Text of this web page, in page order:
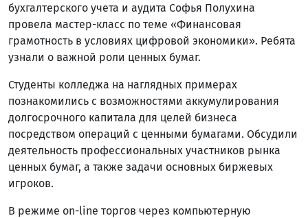
бухгалтерского учета и аудита Софья Полухина
провела мастер-класс по теме «Финансовая
грамотность в условиях цифровой экономики». Ребята
узнали о важной роли ценных бумаг.
Студенты колледжа на наглядных примерах
познакомились с возможностями аккумулирования
долгосрочного капитала для целей бизнеса
посредством операций с ценными бумагами. Обсудили
деятельность профессиональных участников рынка
ценных бумаг, а также задачи основных биржевых
игроков.
В режиме on-line торгов через компьютерную